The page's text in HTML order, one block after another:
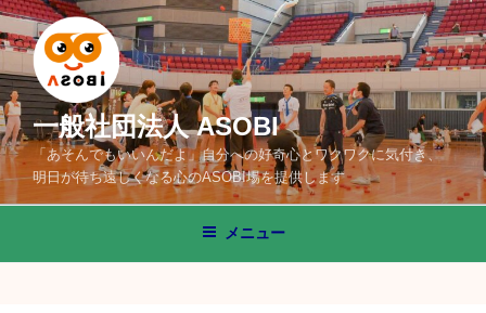
コ
ン
ン
ツ
へ
ス
一般社団法人 ASOBI
「あそんでもいいんだよ」自分への好奇心とワクワクに気付き、
明日が待ち遠しくなる心のASOBI場を提供します
メニュー